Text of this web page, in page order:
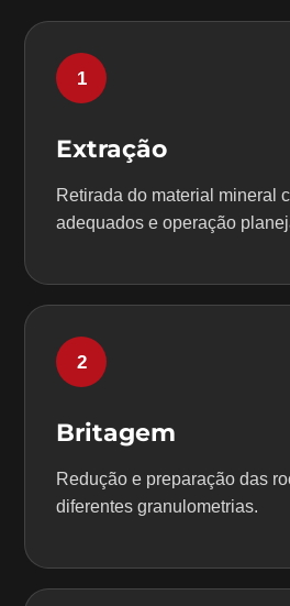
1
Extração
Retirada do material mineral
adequados e operação
2
Britagem
Redução e preparação das
diferentes granulometrias.